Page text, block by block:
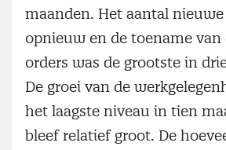
maanden. Het aantal
opnieuw en de toename van
orders was de grootste in
De groei van de
het laagste niveau in tien
bleef relatief groot. De